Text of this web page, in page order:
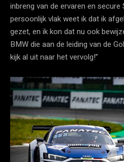
inbreng van de ervaren en secure
persoonlijk vlak weet ik dat ik
gezet, en ik kon dat nu ook
BMW die aan de leiding van de
kijk al uit naar het vervolg!”